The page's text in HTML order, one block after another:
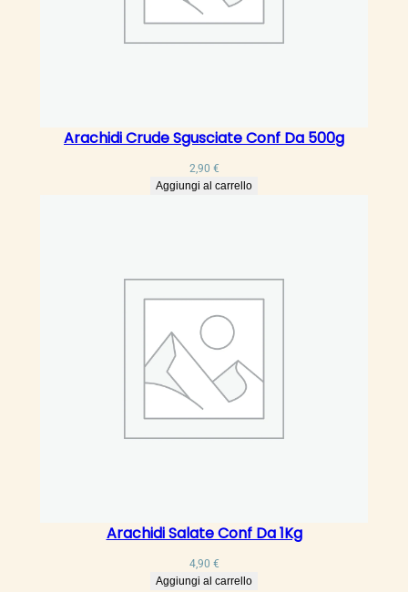
Arachidi Crude Sgusciate Conf Da 500g
2,90 €
Aggiungi al carrello
Arachidi Salate Conf Da 1Kg
4,90 €
Aggiungi al carrello